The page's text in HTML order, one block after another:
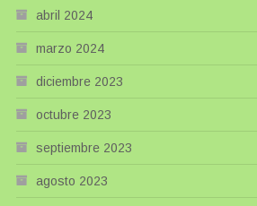
abril 2024
marzo 2024
diciembre 2023
octubre 2023
septiembre 2023
agosto 2023